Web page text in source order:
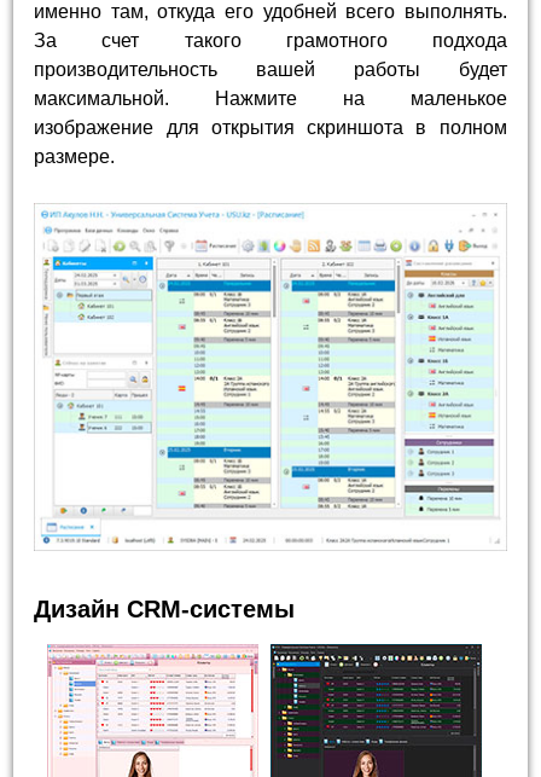
именно там, откуда его удобней всего выполнять.
За счет такого грамотного подхода
производительность вашей работы будет
максимальной. Нажмите на маленькое
изображение для открытия скриншота в полном
размере.
Дизайн CRM-системы